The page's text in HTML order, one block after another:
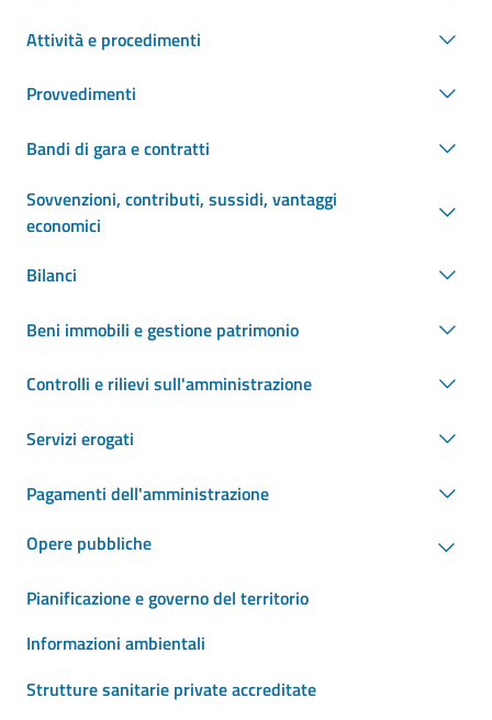
Attività e procedimenti
Provvedimenti
Bandi di gara e contratti
Sovvenzioni, contributi, sussidi, vantaggi
economici
Bilanci
Beni immobili e gestione patrimonio
Controlli e rilievi sull'amministrazione
Servizi erogati
Pagamenti dell'amministrazione
Opere pubbliche
Pianificazione e governo del territorio
Informazioni ambientali
Strutture sanitarie private accreditate